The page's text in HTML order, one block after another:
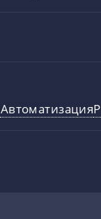
Автоматизация